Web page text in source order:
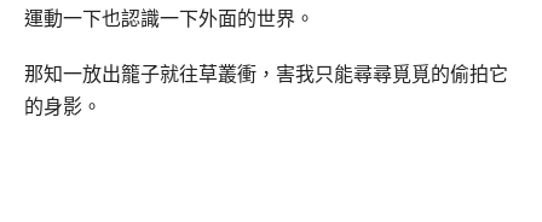
運動一下也認識一下外面的世界。
那知一放出籠子就往草叢衝，害我只能尋尋覓覓的偷拍它
的身影。